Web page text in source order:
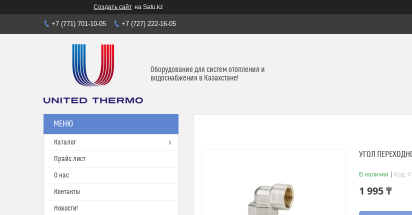
Создать сайт на Satu.kz
+7 (771) 701-10-05 +7 (727) 222-16-05
Оборудование для систем отопления и
водоснабжения в Казахстане!
УГОЛ
В наличии Код:
1 995 ₸
Каталог
Прайс лист
О нас
Контакты
Новости!